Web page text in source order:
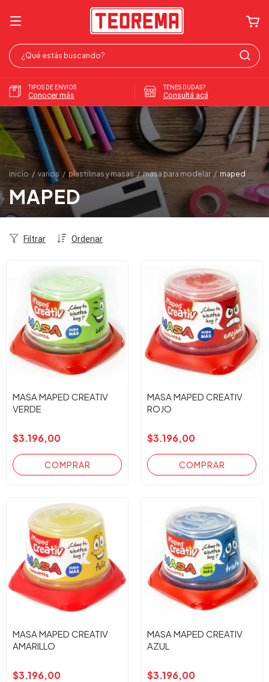
TIPOS DE ENVIOS
Conocer más
TENES DUDAS?
Consultá acá
inicio / varios / plastilinas y masas / masa para modelar / maped
MAPED
Ordenar
Filtrar
MASA MAPED CREATIV
VERDE
$3.196,00
MASA MAPED CREATIV
ROJO
$3.196,00
MASA MAPED CREATIV
AMARILLO
$3.196,00
MASA MAPED CREATIV
AZUL
$3.196,00